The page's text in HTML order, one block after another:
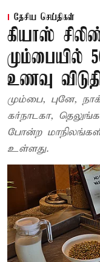
தேசிய செய்திகள்
கியாஸ்
மும்பையில்
உணவு
மும்பை, புனே,
கர்நாடகா,
போன்ற
உள்ளது.